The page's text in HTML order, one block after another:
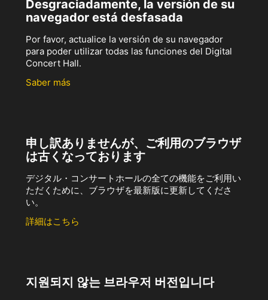
Desgraciadamente, la versión de su
navegador está desfasada
Por favor, actualice la versión de su navegador
para poder utilizar todas las funciones del Digital
Concert Hall.
Saber más
申し訳ありませんが、ご利用のブラウザ
は古くなっております
デジタル・コンサートホールの全ての機能をご利用い
ただくために、ブラウザを最新版に更新してくださ
い。
詳細はこちら
지원되지 않는 브라우저 버전입니다